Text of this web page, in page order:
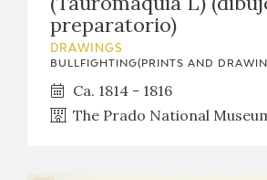
preparatorio)
DRAWINGS
BULLFIGHTING(PRINTS AND
Ca. 1814 - 1816
The Prado National